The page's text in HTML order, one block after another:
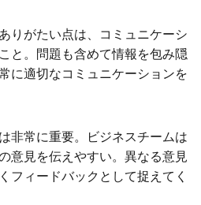
りがたい点は、コミュニケーシ
と。問題も含めて情報を包み隠
に適切なコミュニケーションを
非常に重要。ビジネスチームは
意見を伝えやすい。異なる意見
フィードバックとして捉えてく